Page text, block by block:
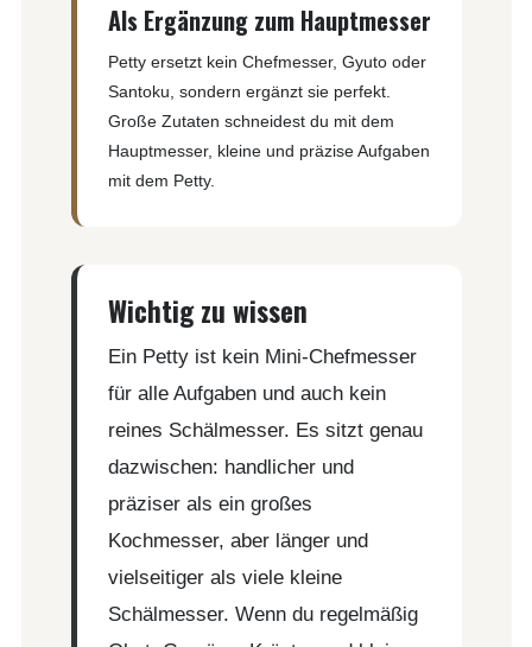
Als Ergänzung zum Hauptmesser
Petty ersetzt kein Chefmesser, Gyuto oder
Santoku, sondern ergänzt sie perfekt.
Große Zutaten schneidest du mit dem
Hauptmesser, kleine und präzise Aufgaben
mit dem Petty.
Wichtig zu wissen
Ein Petty ist kein Mini-Chefmesser
für alle Aufgaben und auch kein
reines Schälmesser. Es sitzt genau
dazwischen: handlicher und
präziser als ein großes
Kochmesser, aber länger und
vielseitiger als viele kleine
Schälmesser. Wenn du regelmäßig